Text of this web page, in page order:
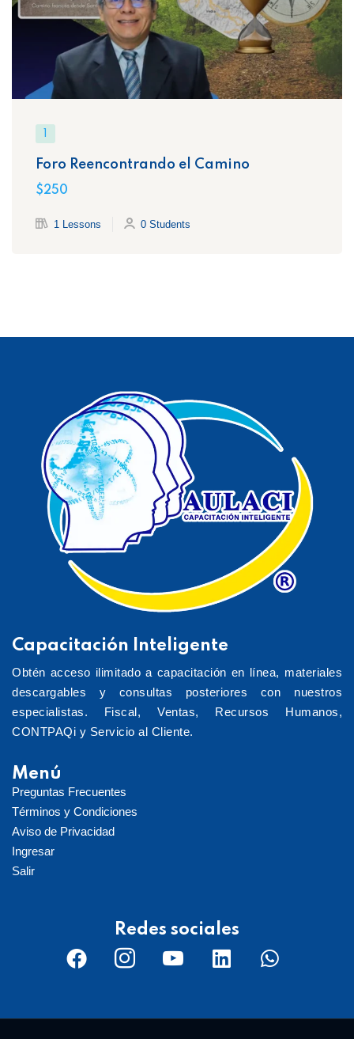
Foro Reencontrando el Camino
$250
1 Lessons 0 Students
Capacitación Inteligente
Obtén acceso ilimitado a capacitación en línea, materiales
descargables y consultas posteriores con nuestros
especialistas. Fiscal, Ventas, Recursos Humanos,
CONTPAQi y Servicio al Cliente.
Menú
Preguntas Frecuentes
Términos y Condiciones
Aviso de Privacidad
Ingresar
Salir
Redes sociales